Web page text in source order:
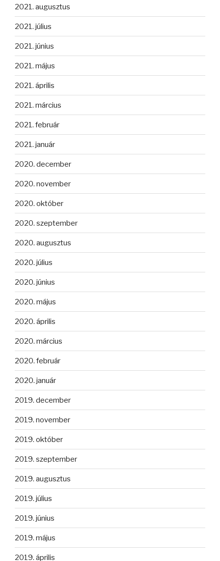
2021. augusztus
2021. július
2021. június
2021. május
2021. április
2021. március
2021. február
2021. január
2020. december
2020. november
2020. október
2020. szeptember
2020. augusztus
2020. július
2020. június
2020. május
2020. április
2020. március
2020. február
2020. január
2019. december
2019. november
2019. október
2019. szeptember
2019. augusztus
2019. július
2019. június
2019. május
2019. április